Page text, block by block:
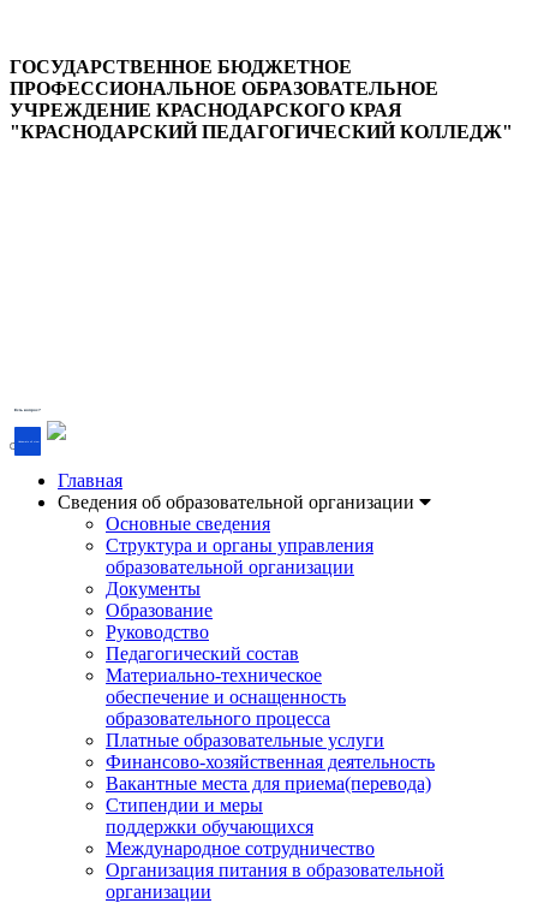
ГОСУДАРСТВЕННОЕ БЮДЖЕТНОЕ
ПРОФЕССИОНАЛЬНОЕ ОБРАЗОВАТЕЛЬНОЕ
УЧРЕЖДЕНИЕ КРАСНОДАРСКОГО КРАЯ
"КРАСНОДАРСКИЙ ПЕДАГОГИЧЕСКИЙ КОЛЛЕДЖ"
Есть вопрос?
Напишите об этом
Главная
Сведения об образовательной организации
Основные сведения
Структура и органы управления
образовательной организации
Документы
Образование
Руководство
Педагогический состав
Материально-техническое
обеспечение и оснащенность
образовательного процесса
Платные образовательные услуги
Финансово-хозяйственная деятельность
Вакантные места для приема(перевода)
Стипендии и меры
поддержки обучающихся
Международное сотрудничество
Организация питания в образовательной
организации